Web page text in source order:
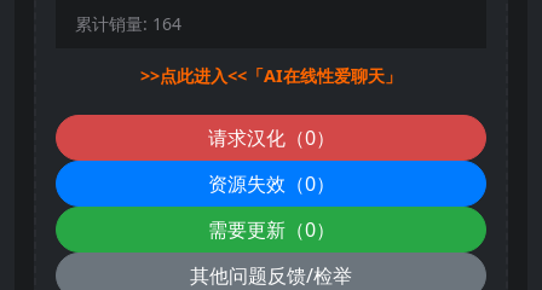
累计销量: 164
>>点此进入<<「AI在线性爱聊天」
请求汉化（0）
资源失效（0）
需要更新（0）
其他问题反馈/检举